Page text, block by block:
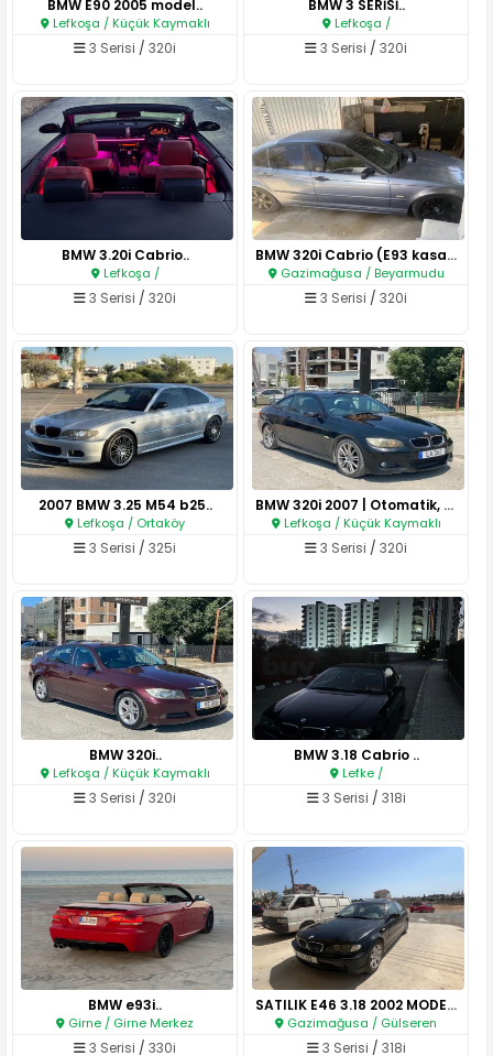
BMW E90 2005 model..
Lefkoşa / Küçük Kaymaklı
3 Serisi / 320i
BMW 3 SERİSİ..
Lefkoşa /
3 Serisi /320i
BMW 3.20i Cabrio..
Lefkoşa /
3 Serisi / 320i
BMW 320i Cabrio (E93 kasa)..
Gazimağusa / Beyarmudu
3 Serisi /320i
2007 BMW 3.25 M54 b25..
Lefkoşa / Ortaköy
3 Serisi / 325i
BMW 320i 2007 | Otomatik, Şık ..
Lefkoşa / Küçük Kaymaklı
3 Serisi /320i
BMW 320i..
Lefkoşa / Küçük Kaymaklı
3 Serisi / 320i
BMW 3.18 Cabrio ..
Lefke /
3 Serisi / 318i
BMW e93i..
Girne / Girne Merkez
3 Serisi / 330i
SATILIK E46 3.18 2002 MODEL EN..
Gazimağusa / Gülseren
3 Serisi / 318i